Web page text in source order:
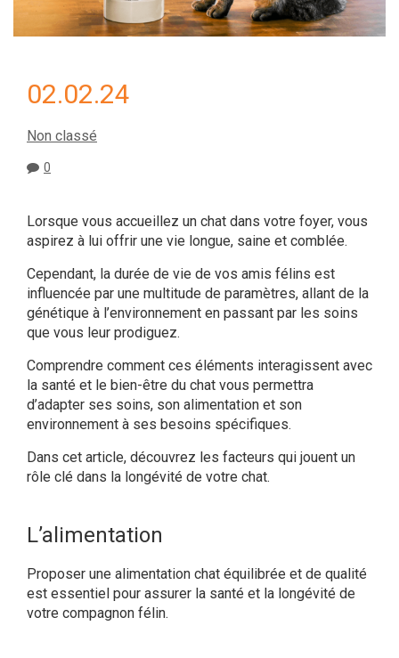
02.02.24
Non classé
0
Lorsque vous accueillez un chat dans votre foyer, vous
aspirez à lui offrir une vie longue, saine et comblée.
Cependant, la durée de vie de vos amis félins est
influencée par une multitude de paramètres, allant de la
génétique à l’environnement en passant par les soins
que vous leur prodiguez.
Comprendre comment ces éléments interagissent avec
la santé et le bien-être du chat vous permettra
d’adapter ses soins, son alimentation et son
environnement à ses besoins spécifiques.
Dans cet article, découvrez les facteurs qui jouent un
rôle clé dans la longévité de votre chat.
L’alimentation
Proposer une alimentation chat équilibrée et de qualité
est essentiel pour assurer la santé et la longévité de
votre compagnon félin.